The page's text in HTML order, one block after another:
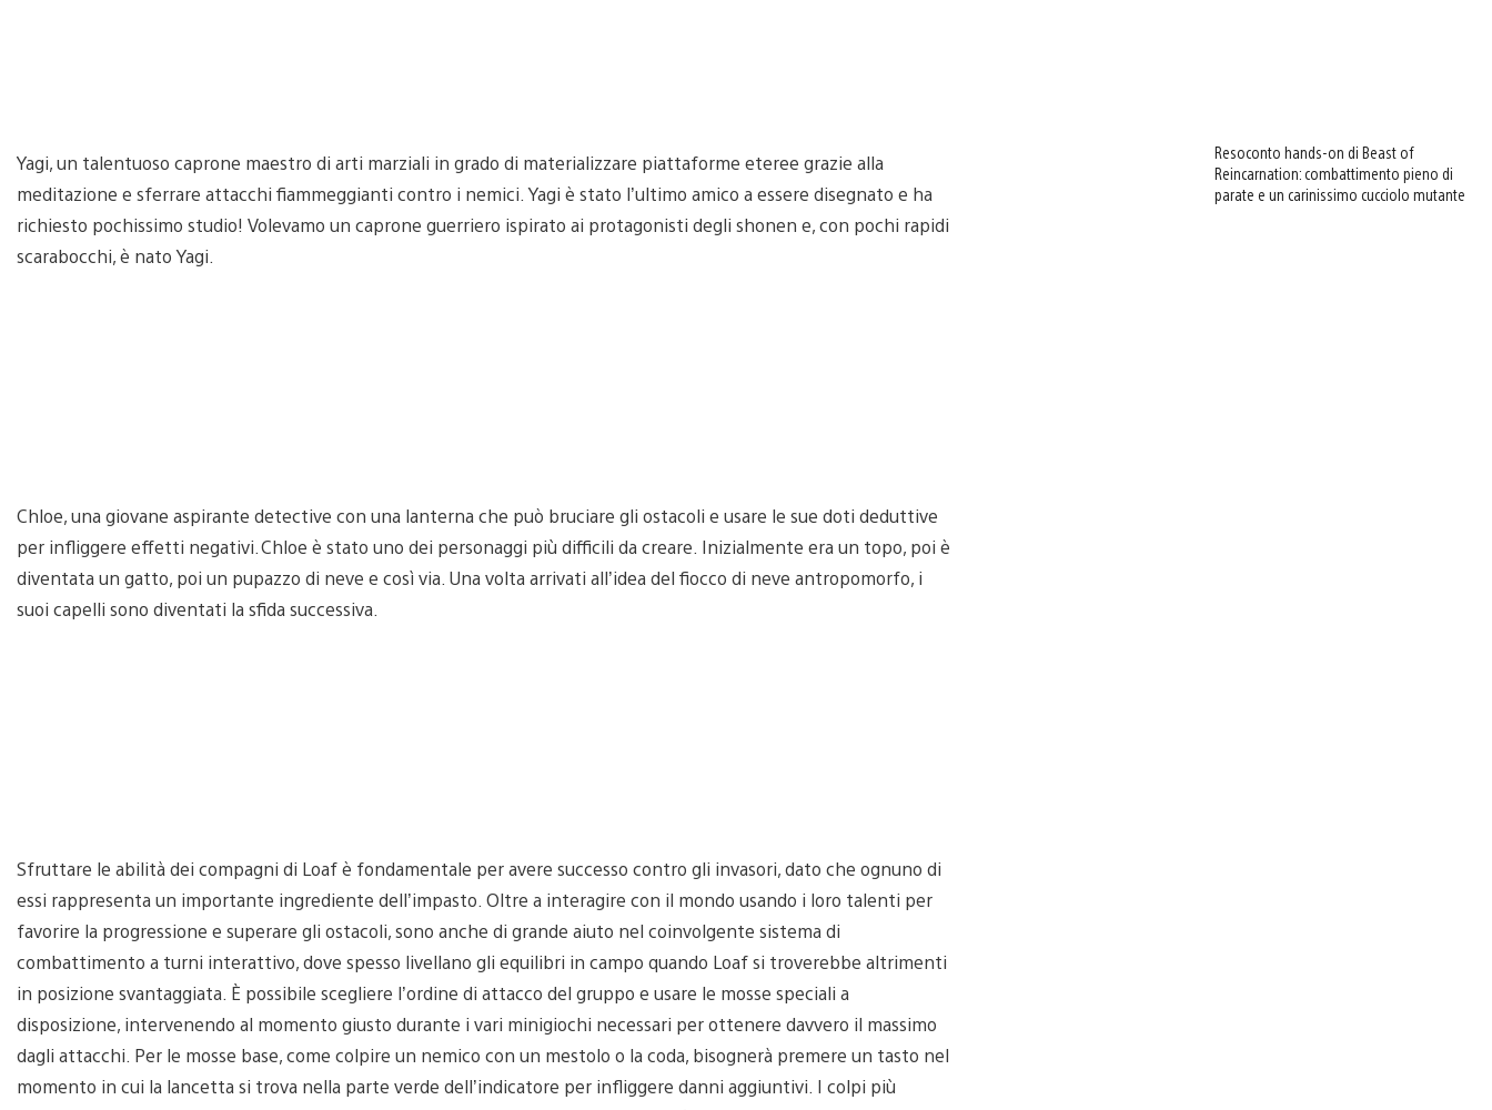
Yagi, un talentuoso caprone maestro di arti marziali in grado di materializzare piattaforme eteree grazie alla
meditazione e sferrare attacchi fiammeggianti contro i nemici. Yagi è stato l’ultimo amico a essere disegnato e ha
richiesto pochissimo studio! Volevamo un caprone guerriero ispirato ai protagonisti degli shonen e, con pochi rapidi
scarabocchi, è nato Yagi.
Chloe, una giovane aspirante detective con una lanterna che può bruciare gli ostacoli e usare le sue doti deduttive
per infliggere effetti negativi. Chloe è stato uno dei personaggi più difficili da creare. Inizialmente era un topo, poi è
diventata un gatto, poi un pupazzo di neve e così via. Una volta arrivati all’idea del fiocco di neve antropomorfo, i
suoi capelli sono diventati la sfida successiva.
Sfruttare le abilità dei compagni di Loaf è fondamentale per avere successo contro gli invasori, dato che ognuno di
essi rappresenta un importante ingrediente dell’impasto. Oltre a interagire con il mondo usando i loro talenti per
favorire la progressione e superare gli ostacoli, sono anche di grande aiuto nel coinvolgente sistema di
combattimento a turni interattivo, dove spesso livellano gli equilibri in campo quando Loaf si troverebbe altrimenti
in posizione svantaggiata. È possibile scegliere l’ordine di attacco del gruppo e usare le mosse speciali a
disposizione, intervenendo al momento giusto durante i vari minigiochi necessari per ottenere davvero il massimo
dagli attacchi. Per le mosse base, come colpire un nemico con un mestolo o la coda, bisognerà premere un tasto nel
momento in cui la lancetta si trova nella parte verde dell’indicatore per infliggere danni aggiuntivi. I colpi più
Resoconto hands-on di Beast of
Reincarnation: combattimento pieno di
parate e un carinissimo cucciolo mutante